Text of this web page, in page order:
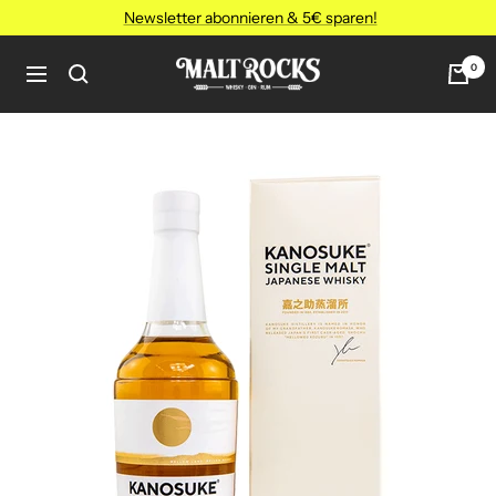
zum
Inhalt
Newsletter abonnieren & 5€ sparen!
Navigation
MALT
ROCKS
0